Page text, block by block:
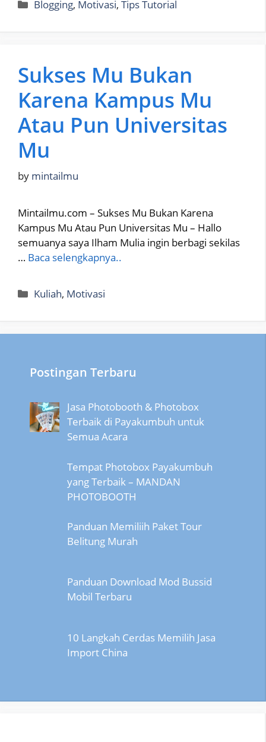
Blogging, Motivasi,Tips Tutorial
Sukses Mu Bukan
Karena Kampus Mu
Atau Pun Universitas
Mu
by mintailmu
Mintailmu.com – Sukses Mu Bukan Karena
Kampus Mu Atau Pun Universitas Mu – Hallo
semuanya saya Ilham Mulia ingin berbagi sekilas
… Baca selengkapnya..
Categories
Kuliah, Motivasi
Postingan Terbaru
Jasa Photobooth & Photobox
Terbaik di Payakumbuh untuk
Semua Acara
Tempat Photobox Payakumbuh
yang Terbaik – MANDAN
PHOTOBOOTH
Panduan Memiliih Paket Tour
Belitung Murah
Panduan Download Mod Bussid
Mobil Terbaru
10 Langkah Cerdas Memilih Jasa
Import China